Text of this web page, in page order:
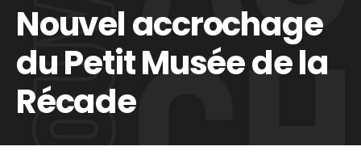
Nouvel accrochage
du Petit Musée de la
Récade